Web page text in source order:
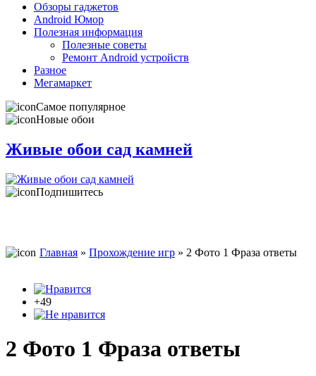
Обзоры гаджетов
Android Юмор
Полезная информация
Полезные советы
Ремонт Android устройств
Разное
Мегамаркет
Самое популярное
Новые обои
Живые обои сад камней
Подпишитесь
Главная » Прохождение игр » 2 Фото 1 Фраза ответы
+49
2 Фото 1 Фраза ответы